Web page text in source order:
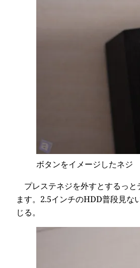
ボタンをイメージしたネジ
プレステネジを外すとするっと
ます。2.5インチのHDD普段見な
じる。